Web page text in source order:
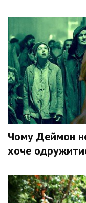
Чому Деймон
хоче